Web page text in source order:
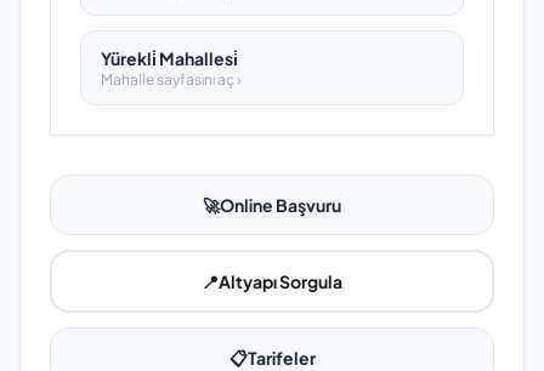
Yürekli̇ Mahallesi̇
Mahalle sayfasını aç ›
🚀Online Başvuru
📍Altyapı Sorgula
📋Tarifeler